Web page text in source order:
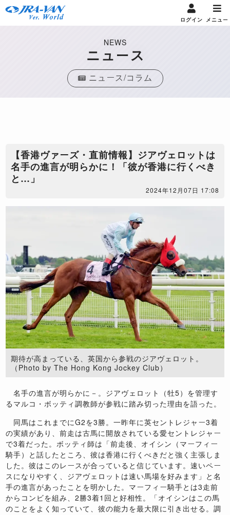
ログイン メニュー
NEWS
ニュース
ニュース/コラム
【香港ヴァーズ・直前情報】ジアヴェロットは
名手の進言が明らかに！「彼が香港に行くべき
と…」
2024年12月07日 17:08
期待が高まっている、英国から参戦のジアヴェロット。
（Photo by The Hong Kong Jockey Club）
名手の進言が明らかに－。ジアヴェロット（牡5）を管理す
るマルコ・ボッティ調教師が参戦に踏み切った理由を語った。
同馬はこれまでにG2を3勝。一昨年に英セントレジャー3着
の実績があり、前走は古馬に開放されている愛セントレジャー
で3着だった。ボッティ師は「前走後、オイシン（マーフィー
騎手）と話したところ、彼は香港に行くべきだと強く主張しま
した。彼はこのレースが合っていると信じています。速いペー
スになりやすく、ジアヴェロットは速い馬場を好みます」と名
手の進言があったことを明かした。マーフィー騎手とは3走前
からコンビを組み、2勝3着1回と好相性。「オイシンはこの馬
のことをよく知っていて、彼の能力を最大限に引き出せる。調